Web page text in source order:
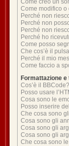
Come creo un
Come modifico
Perché non
Perché non
Perché non
Perché ho
Come posso
Che cos’è il
Perché il mio
Come faccio a
Formattazione
Cos’è il BBCode?
Posso usare
Cosa sono le
Posso inserire
Che cosa sono
Cosa sono gli
Cosa sono gli
Cosa sono gli
Che cosa sono